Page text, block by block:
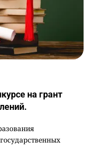
на грант